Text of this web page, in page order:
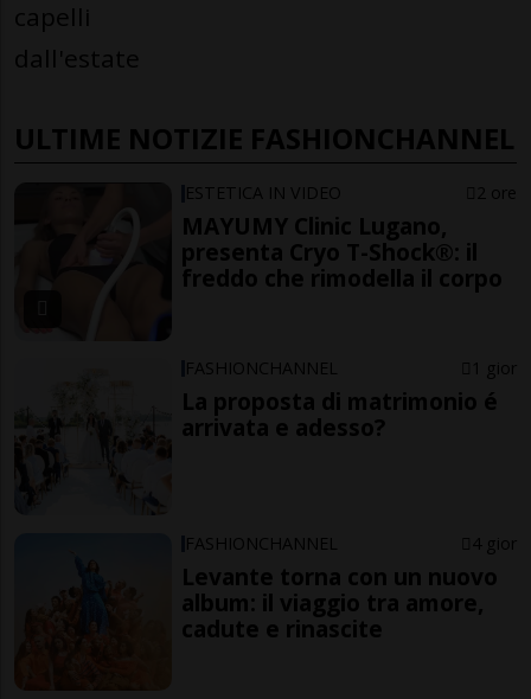
ULTIME NOTIZIE FASHIONCHANNEL
ESTETICA IN VIDEO 2 ore
MAYUMY Clinic Lugano,
presenta Cryo T-Shock®: il
freddo che rimodella il corpo
FASHIONCHANNEL 1 gior
La proposta di matrimonio é
arrivata e adesso?
FASHIONCHANNEL 4 gior
Levante torna con un nuovo
album: il viaggio tra amore,
cadute e rinascite